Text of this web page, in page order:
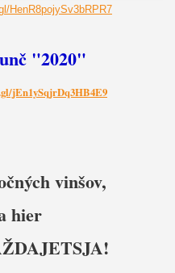
HenR8pojySv3bRPR7
"2020"
jEn1ySqjrDq3HB4E9
vinšov,
hier